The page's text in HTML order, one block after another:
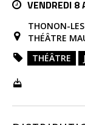
VENDREDI
THONON-
THÉÂTRE
THÉÂTRE